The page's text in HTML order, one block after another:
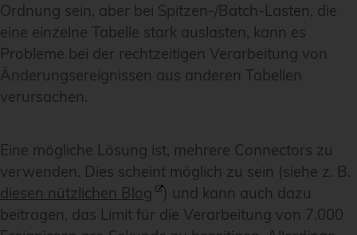
Ordnung sein, aber bei Spitzen-/Batch-Lasten, die
eine einzelne Tabelle stark auslasten, kann es
Probleme bei der rechtzeitigen Verarbeitung von
Änderungsereignissen aus anderen Tabellen
verursachen.
Eine mögliche Lösung ist, mehrere Connectors zu
verwenden. Dies scheint möglich zu sein (siehe z. B.
diesen nützlichen Blog
) und kann auch dazu
beitragen, das Limit für die Verarbeitung von 7.000